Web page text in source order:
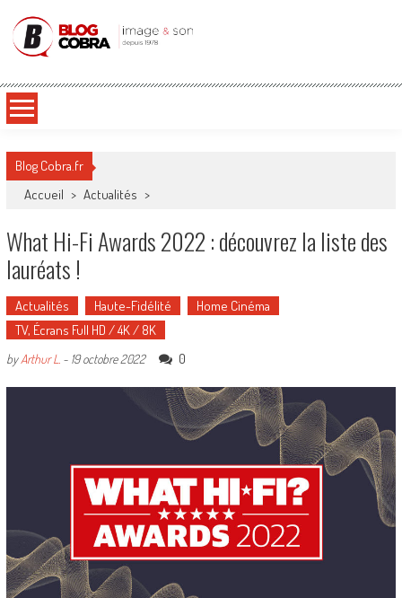
Blog Cobra
Blog Cobra.fr
Accueil > Actualités >
What Hi-Fi Awards 2022 : découvrez la liste des
lauréats !
Actualités Haute-Fidélité
Home Cinéma
TV, Écrans Full HD / 4K / 8K
byArthur L. - 19 octobre 2022 0